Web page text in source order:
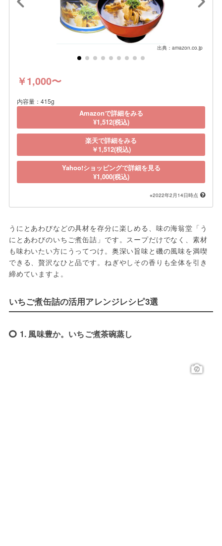
出典：amazon.co.jp
￥1,000〜
内容量：415g
Amazonで詳細をみる
¥1,512(税込)
楽天で詳細をみる
￥1,512(税込)
Yahoo!ショッピングで詳細を見る
¥1,000(税込)
※2022年2月14日時点
うにとあわびなどの具材を存分に楽しめる、味の海翁堂「う
にとあわびのいちご煮缶詰」です。スープだけでなく、素材
も味わいたい方にうってつけ。奥深い旨味と磯の風味を満喫
できる、贅沢なひと品です。ねぎやしその香りも全体を引き
締めていますよ。
いちご煮缶詰の活用アレンジレシピ3選
1. 風味豊か。いちご煮茶碗蒸し